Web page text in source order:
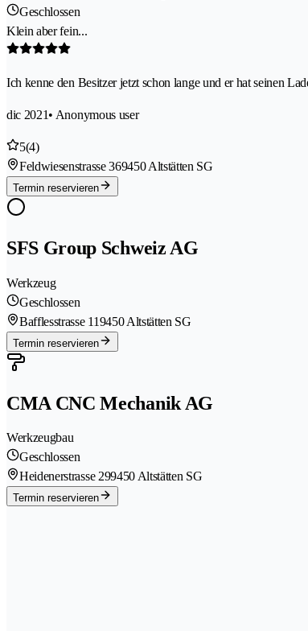
Geschlossen
Klein aber fein...
Ich kenne den Besitzer jetzt schon lange und er hat seinen
dic 2021• Anonymous user
5(4)
Feldwiesenstrasse 369450 Altstätten SG
Termin reservieren
SFS Group Schweiz AG
Werkzeug
Geschlossen
Bafflesstrasse 119450 Altstätten SG
Termin reservieren
CMA CNC Mechanik AG
Werkzeugbau
Geschlossen
Heidenerstrasse 299450 Altstätten SG
Termin reservieren